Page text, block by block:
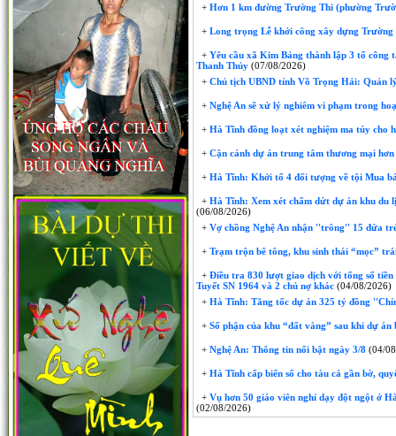
+ Hơn 1 km đường Trường Thi (phường
+ Long trọng Lễ khởi công xây dựng
+ Yêu cầu xã Kim Bảng thành lập 3 tổ công
Thanh Thủy (07/08/2026)
+ Chủ tịch UBND tỉnh Võ Trọng Hải: Quản
+ Nghệ An sẽ xử lý nghiêm vi phạm trong
+ Hà Tĩnh đồng loạt xét nghiệm ma túy cho
+ Cận cảnh dự án trung tâm thương mại
+ Hà Tĩnh: Khởi tố 4 đối tượng về tội Mua
+ Hà Tĩnh: Xem xét chấm dứt dự án khu du
(06/08/2026)
+ Vợ chồng Nghệ An nhận ''trông'' 15 đứa
+ Trạm trộn bê tông, khu sinh thái “mọc”
+ Điều tra 830 lượt giao dịch với tổng số
Tuyết SN 1964 và 2 chủ nợ khác (04/08/2026)
+ Hà Tĩnh: Tăng tốc dự án 325 tỷ đồng
+ Số phận của khu “đất vàng” sau khi dự
+ Nghệ An: Thông tin nổi bật ngày 3/8 (04/
+ Hà Tĩnh cấp biển số cho tàu cá gần bờ,
+ Vụ hơn 50 giáo viên nghỉ dạy đột ngột ở
(02/08/2026)